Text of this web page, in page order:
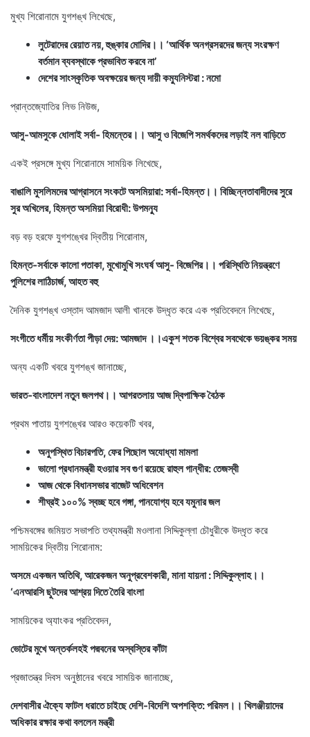
মুখ্য শিরোনামে যুগশঙ্খ লিখেছে,
লুটেরাদের রেয়াত নয়, হুঙ্কার মোদির।। ‘আর্থিক অনগ্রসরদের জন্য সংরক্ষণ
বর্তমান ব্যবস্থাকে প্রভাবিত করবে না’
দেশের সাংস্কৃতিক অবক্ষয়ের জন্য দায়ী কম্যুনিস্টরা : নমো
প্রান্তজ্যোতির লিভ নিউজ,
আসু-আমসুকে ধোলাই সর্বা- হিমন্তের।। আসু ও বিজেপি সমর্থকদের লড়াই নল বাড়িতে
একই প্রসঙ্গে মুখ্য শিরোনামে সাময়িক লিখেছে,
বাঙালি মুসলিমদের আগ্রাসনে সংকটে অসমিয়ারা: সর্বা-হিমন্ত।। বিচ্ছিন্নতাবাদীদের সুরে
সুর অখিলের, হিমন্ত অসমিয়া বিরোধী: উপমন্যু
বড় বড় হরফে যুগশঙ্খের দ্বিতীয় শিরোনাম,
হিমন্ত-সর্বাকে কালো পতাকা, মুখোমুখি সংঘর্ষ আসু- বিজেপির।। পরিস্থিতি নিয়ন্ত্রণে
পুলিশের লাঠিচার্জ, আহত বহু
দৈনিক যুগশঙ্খ ওস্তাদ আমজাদ আলী খানকে উদ্ধৃত করে এক প্রতিবেদনে লিখেছে,
সংগীতে ধর্মীয় সংকীর্ণতা পীড়া দেয়: আমজাদ ।।একুশ শতক বিশ্বের সবথেকে ভয়ঙ্কর সময়
অন্য একটি খবরে যুগশঙ্খ জানাচ্ছে,
ভারত-বাংলাদেশ নতুন জলপথ।। আগরতলায় আজ দ্বিপাক্ষিক বৈঠক
প্রথম পাতায় যুগশঙ্খের আরও কয়েকটি খবর,
অনুপস্থিত বিচারপতি, ফের পিছোল অযোধ্যা মামলা
ভালো প্রধানমন্ত্রী হওয়ার সব গুণ রয়েছে রাহুল গান্ধীর: তেজস্বী
আজ থেকে বিধানসভার বাজেট অধিবেশন
শীঘ্রই ১০০% স্বচ্ছ হবে গঙ্গা, পানযোগ্য হবে যমুনার জল
পশ্চিমবঙ্গের জমিয়ত সভাপতি তথ্যমন্ত্রী মওলানা সিদ্দিকুল্লা চৌধুরীকে উদ্ধৃত করে
সাময়িকের দ্বিতীয় শিরোনাম:
অসমে একজন অতিথি, আরেকজন অনুপ্রবেশকারী, মানা যায়না : সিদ্দিকুল্লাহ।।
‘এনআরসি ছুটদের আশ্রয় দিতে তৈরি বাংলা
সাময়িকের অ্যাংকর প্রতিবেদন,
ভোটের মুখে অন্তর্কলহই পদ্মবনের অস্বস্তির কাঁটা
প্রজাতন্ত্র দিবস অনুষ্ঠানের খবরে সাময়িক জানাচ্ছে,
দেশবাসীর ঐক্যে ফাটল ধরাতে চাইছে দেশি-বিদেশি অপশক্তি: পরিমল।। খিলঞ্জীয়াদের
অধিকার রক্ষার কথা বললেন মন্ত্রী